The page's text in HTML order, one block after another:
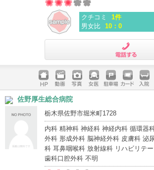
クチコミ
1件
男女比
10：0
ホームペ
ージ
動画 写真 女医 駐車場
クレジッ
入院
佐野厚生総合病院
栃木県佐野市堀米町1728
内科 精神科 神経科 神経内科 循環器
外科 形成外科 脳神経外科 皮膚科 泌
科 耳鼻咽喉科 放射線科 リハビリテ
歯科口腔外科 不明